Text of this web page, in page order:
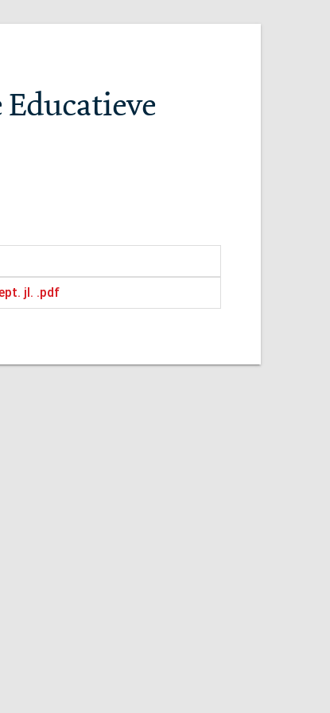
jl. .pdf